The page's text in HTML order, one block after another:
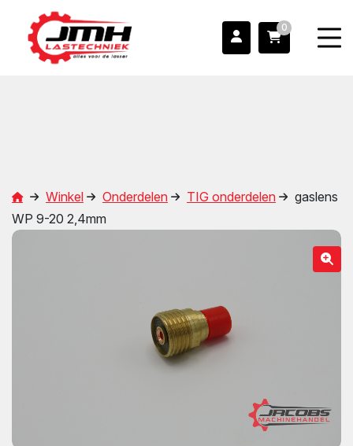
0
Winkel Onderdelen TIG onderdelen
gaslens
WP 9-20 2,4mm